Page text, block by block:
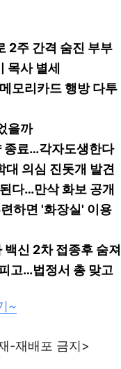
2주 간격 숨진 부부
목사 별세
모리카드 행방 다투
을까
종료…각자도생한다
의심 진돗개 발견
다…만삭 화보 공개
하면 '화장실' 이용
신 2차 접종후 숨져
고…법정서 총 맞고
~
-재배포 금지>